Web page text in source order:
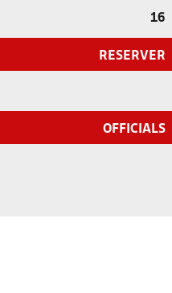
16
RESERVER
OFFICIALS